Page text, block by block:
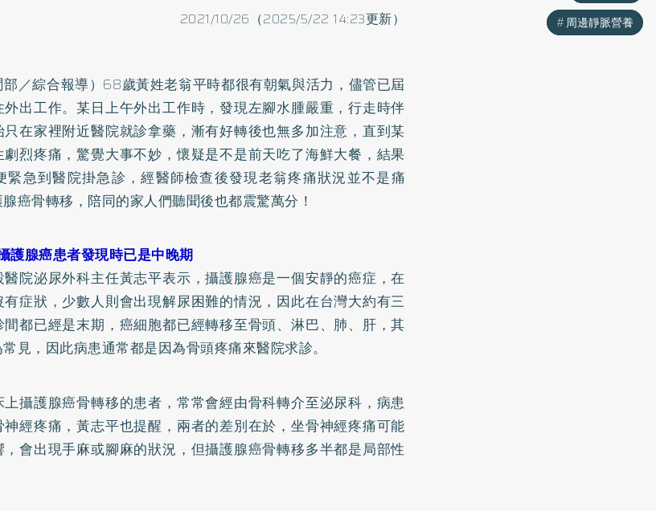
2021/10/26（2025/5/22 14:23更新）
部／綜合報導）68歲黃姓老翁平時都很有朝氣與活力，儘管已屆
出工作。某日上午外出工作時，發現左腳水腫嚴重，行走時伴
在家裡附近醫院就診拿藥，漸有好轉後也無多加注意，直到某
烈疼痛，驚覺大事不妙，懷疑是不是前天吃了海鮮大餐，結果
緊急到醫院掛急診，經醫師檢查後發現老翁疼痛狀況並不是痛
癌骨轉移，陪同的家人們聽聞後也都震驚萬分！
護腺癌患者發現時已是中晚期
院泌尿外科主任黃志平表示，攝護腺癌是一個安靜的癌症，在
症狀，少數人則會出現解尿困難的情況，因此在台灣大約有三
都已經是末期，癌細胞都已經轉移至骨頭、淋巴、肺、肝，其
見，因此病患通常都是因為骨頭疼痛來醫院求診。
攝護腺癌骨轉移的患者，常常會經由骨科轉介至泌尿科，病患
經疼痛，黃志平也提醒，兩者的差別在於，坐骨神經疼痛可能
會出現手麻或腳麻的狀況，但攝護腺癌骨轉移多半都是局部性
周邊靜脈營養
周邊靜脈營養